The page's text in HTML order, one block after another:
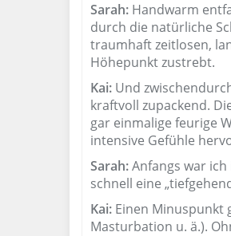
Sarah: Handwarm
durch die natürliche
traumhaft zeitlosen,
Höhepunkt zustrebt.
Kai: Und
kraftvoll zupackend.
gar einmalige feurige
intensive Gefühle
Sarah:Anfangs war
schnell eine
Kai: Einen Minuspunkt
Masturbation u. ä.).